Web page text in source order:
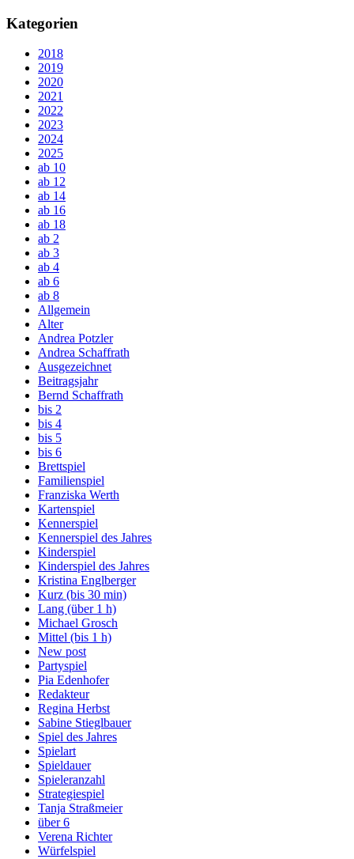
Kategorien
2018
2019
2020
2021
2022
2023
2024
2025
ab 10
ab 12
ab 14
ab 16
ab 18
ab 2
ab 3
ab 4
ab 6
ab 8
Allgemein
Alter
Andrea Potzler
Andrea Schaffrath
Ausgezeichnet
Beitragsjahr
Bernd Schaffrath
bis 2
bis 4
bis 5
bis 6
Brettspiel
Familienspiel
Franziska Werth
Kartenspiel
Kennerspiel
Kennerspiel des Jahres
Kinderspiel
Kinderspiel des Jahres
Kristina Englberger
Kurz (bis 30 min)
Lang (über 1 h)
Michael Grosch
Mittel (bis 1 h)
New post
Partyspiel
Pia Edenhofer
Redakteur
Regina Herbst
Sabine Stieglbauer
Spiel des Jahres
Spielart
Spieldauer
Spieleranzahl
Strategiespiel
Tanja Straßmeier
über 6
Verena Richter
Würfelspiel